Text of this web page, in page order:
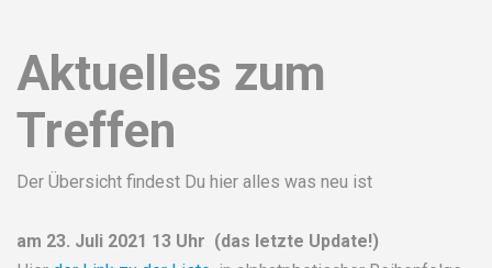
Aktuelles zum
Treffen
Der Übersicht findest Du hier alles was neu ist
am 23. Juli 2021 13 Uhr (das letzte Update!)